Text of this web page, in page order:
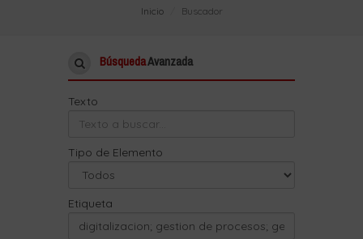
Inicio Buscador
BúsquedaAvanzada
Texto
Tipo de Elemento
Etiqueta